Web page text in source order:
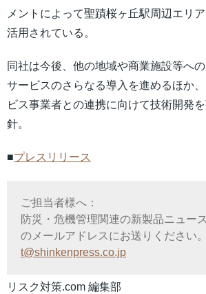
メントによって聖蹟桜ヶ丘駅周辺エリ
活用されている。
同社は今後、他の地域や商業施設等へ
サービスのさらなる導入を進めるほか
ビス事業者との連携に向けて技術開発
針。
■プレスリリース
ご担当者様へ：
防災・危機管理関連の新製品ニュー
のメールアドレスにお送りください。
t@shinkenpress.co.jp
リスク対策.com 編集部